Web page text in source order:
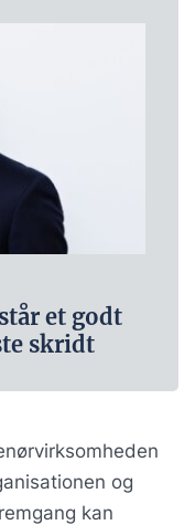
et godt
skridt
og
kan